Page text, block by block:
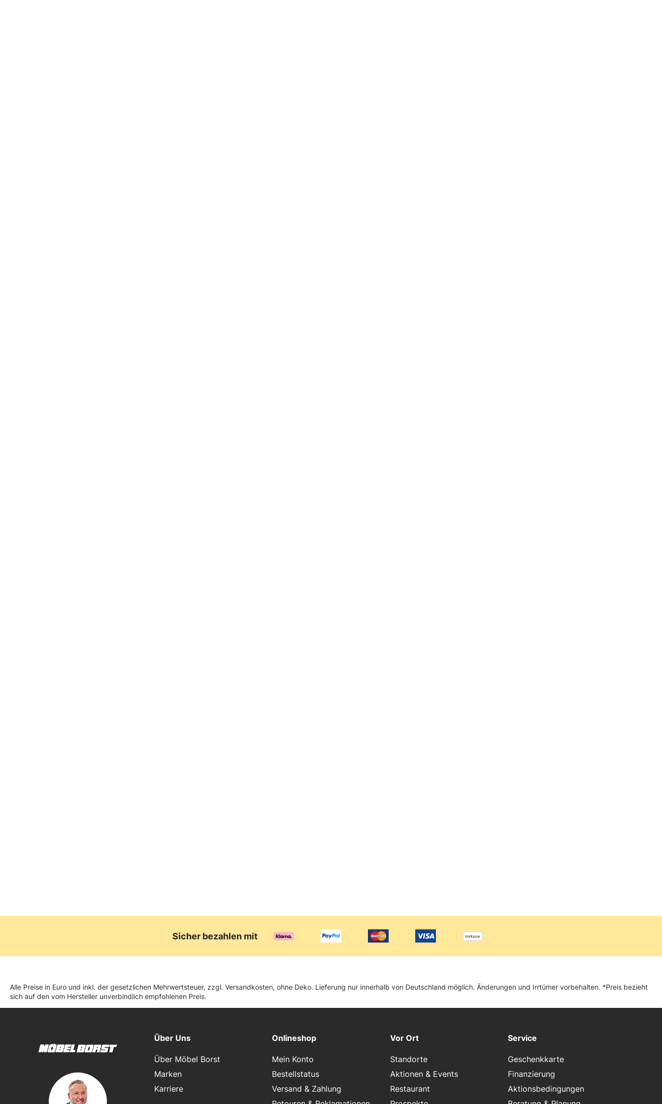
Sicher bezahlen mit
Alle Preise in Euro und inkl. der gesetzlichen Mehrwertsteuer, zzgl. Versandkosten, ohne Deko. Lieferung nur innerhalb von Deutschland möglich. Änderungen und Irrtümer vorbehalten. *Preis bezieht
sich auf den vom Hersteller unverbindlich empfohlenen Preis.
Über Uns
Über Möbel Borst
Marken
Karriere
Onlineshop
Mein Konto
Bestellstatus
Versand & Zahlung
Vor Ort
Standorte
Aktionen & Events
Restaurant
Service
Geschenkkarte
Finanzierung
Aktionsbedingungen